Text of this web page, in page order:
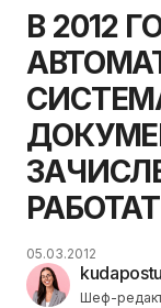
В 2012
Шеф-
05.03.2012